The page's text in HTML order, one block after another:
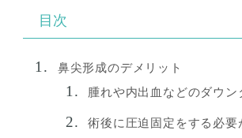
目次
鼻尖形成のデメリット
腫れや内出血などのダウン
術後に圧迫固定をする必要